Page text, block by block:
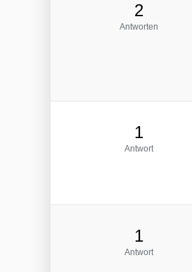
2
Antworten
1
Antwort
1
Antwort